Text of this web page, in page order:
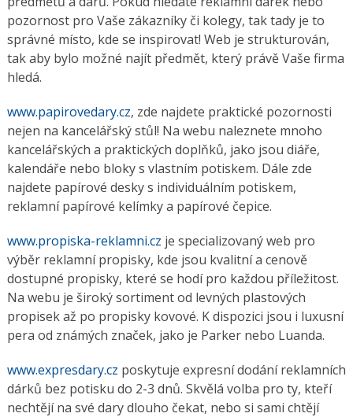
pozornost pro Vaše zákazníky či kolegy, tak tady je to
správné místo, kde se inspirovat! Web je strukturován,
tak aby bylo možné najít předmět, který právě Vaše firma
hledá.
www.papirovedary.cz, zde najdete praktické pozornosti
nejen na kancelářský stůl! Na webu naleznete mnoho
kancelářských a praktických doplňků, jako jsou diáře,
kalendáře nebo bloky s vlastním potiskem. Dále zde
najdete papírové desky s individuálním potiskem,
reklamní papírové kelímky a papírové čepice.
www.propiska-reklamni.cz je specializovaný web pro
výběr reklamní propisky, kde jsou kvalitní a cenově
dostupné propisky, které se hodí pro každou příležitost.
Na webu je široký sortiment od levných plastových
propisek až po propisky kovové. K dispozici jsou i luxusní
pera od známých značek, jako je Parker nebo Luanda.
www.expresdary.cz poskytuje expresní dodání reklamních
dárků bez potisku do 2-3 dnů. Skvělá volba pro ty, kteří
nechtějí na své dary dlouho čekat, nebo si sami chtějí